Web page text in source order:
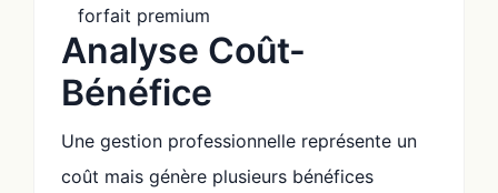
forfait premium
Analyse Coût-
Bénéfice
Une gestion professionnelle représente un
coût mais génère plusieurs bénéfices